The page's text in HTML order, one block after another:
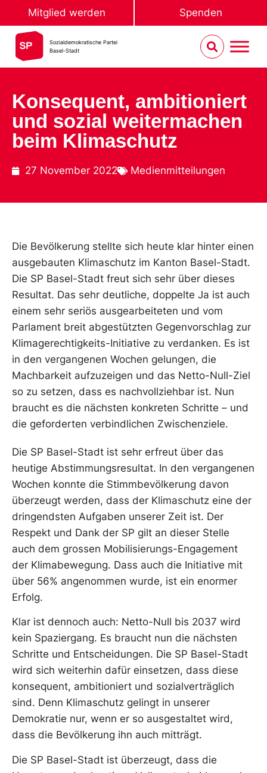
Mitglied werden Spenden
Sozialdemokratische Partei
Basel-Stadt
Konsequent, ambitioniert
und sozial weitermachen
beim Klimaschutz
27 November 2022 Medienmitteilungen
Die Bevölkerung stellte sich heute klar hinter einen
ausgebauten Klimaschutz im Kanton Basel-Stadt.
Die SP Basel-Stadt freut sich sehr über dieses
Resultat. Das sehr deutliche, doppelte Ja ist auch
einem sehr seriös ausgearbeiteten und vom
Parlament breit abgestützten Gegenvorschlag zur
Klimagerechtigkeits-Initiative zu verdanken. Es ist
in den vergangenen Wochen gelungen, die
Machbarkeit aufzuzeigen und das Netto-Null-Ziel
so zu setzen, dass es nachvollziehbar ist. Nun
braucht es die nächsten konkreten Schritte – und
die geforderten verbindlichen Zwischenziele.
Die SP Basel-Stadt ist sehr erfreut über das
heutige Abstimmungsresultat. In den vergangenen
Wochen konnte die Stimmbevölkerung davon
überzeugt werden, dass der Klimaschutz eine der
dringendsten Aufgaben unserer Zeit ist. Der
Respekt und Dank der SP gilt an dieser Stelle
auch dem grossen Mobilisierungs-Engagement
der Klimabewegung. Dass auch die Initiative mit
über 56% angenommen wurde, ist ein enormer
Erfolg.
Klar ist dennoch auch: Netto-Null bis 2037 wird
kein Spaziergang. Es braucht nun die nächsten
Schritte und Entscheidungen. Die SP Basel-Stadt
wird sich weiterhin dafür einsetzen, dass diese
konsequent, ambitioniert und sozialverträglich
sind. Denn Klimaschutz gelingt in unserer
Demokratie nur, wenn er so ausgestaltet wird,
dass die Bevölkerung ihn auch mitträgt.
Die SP Basel-Stadt ist überzeugt, dass die